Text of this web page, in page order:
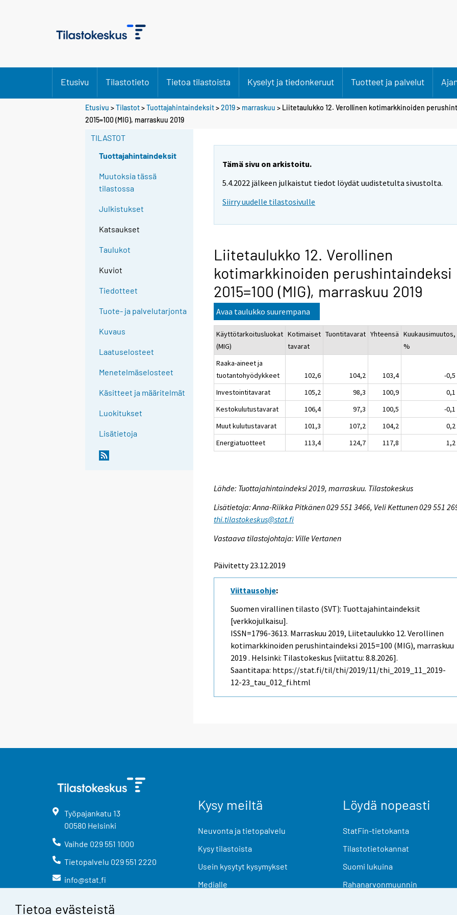
Tietoa evästeistä
Etusivu Tilastotieto Tietoa tilastoista Kyselyt ja tiedonkeruut Tuotteet ja palvelut
Etusivu >Tilastot>Tuottajahintaindeksit>2019> marraskuu > Liitetaulukko 12. Verollinen kotimarkkinoiden
2015=100 (MIG), marraskuu 2019
TILASTOT
Tuottajahintaindeksit
Muutoksia tässä
tilastossa
Julkistukset
Katsaukset
Taulukot
Kuviot
Tiedotteet
Tuote- ja palvelutarjonta
Kuvaus
Laatuselosteet
Menetelmäselosteet
Käsitteet ja määritelmät
Luokitukset
Lisätietoja
Tämä sivu on arkistoitu.
5.4.2022 jälkeen julkaistut tiedot löydät uudistetulta sivustolta.
Siirry uudelle tilastosivulle
Liitetaulukko 12. Verollinen
kotimarkkinoiden perushintaindeksi
2015=100 (MIG), marraskuu 2019
Avaa taulukko suurempana
Käyttötarkoitusluokat
(MIG)
Kotimaiset
tavarat
Tuontitavarat Yhteensä Kuukausimuutos,
%
Raaka-aineet ja
tuotantohyödykkeet
102,6 104,2 103,4
-0,5
Investointitavarat
105,2 98,3 100,9
0,1
Kestokulutustavarat
106,4 97,3 100,5
-0,1
Muut kulutustavarat
101,3 107,2 104,2
0,2
Energiatuotteet
113,4 124,7 117,8 1,2
Lähde: Tuottajahintaindeksi 2019, marraskuu. Tilastokeskus
Lisätietoja: Anna-Riikka Pitkänen 029 551 3466, Veli Kettunen 029 551
thi.tilastokeskus@stat.fi
Vastaava tilastojohtaja: Ville Vertanen
Päivitetty 23.12.2019
Viittausohje:
Suomen virallinen tilasto (SVT): Tuottajahintaindeksit
[verkkojulkaisu].
ISSN=1796-3613. Marraskuu 2019, Liitetaulukko 12. Verollinen
kotimarkkinoiden perushintaindeksi 2015=100 (MIG), marraskuu
2019 . Helsinki: Tilastokeskus [viitattu: 8.8.2026].
Saantitapa: https://stat.fi/til/thi/2019/11/thi_2019_11_2019-
12-23_tau_012_fi.html
Työpajankatu 13
00580 Helsinki
Vaihde 029 551 1000
Tietopalvelu 029 551 2220
info@stat.fi
Kysy meiltä
Neuvonta ja tietopalvelu
Kysy tilastoista
Usein kysytyt kysymykset
Medialle
Löydä nopeasti
StatFin-tietokanta
Tilastotietokannat
Suomi lukuina
Rahanarvonmuunnin